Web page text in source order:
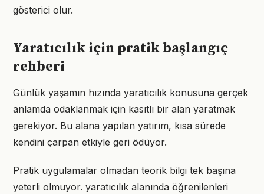
gösterici olur.
Yaratıcılık için pratik başlangıç
rehberi
Günlük yaşamın hızında yaratıcılık konusuna gerçek
anlamda odaklanmak için kasıtlı bir alan yaratmak
gerekiyor. Bu alana yapılan yatırım, kısa sürede
kendini çarpan etkiyle geri ödüyor.
Pratik uygulamalar olmadan teorik bilgi tek başına
yeterli olmuyor. yaratıcılık alanında öğrenilenleri